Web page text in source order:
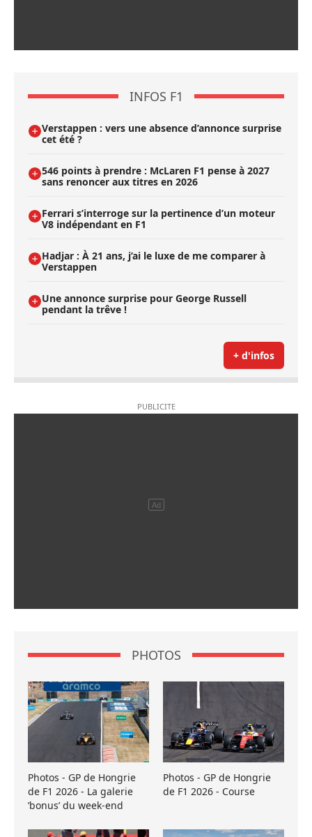
INFOS F1
Verstappen : vers une absence d’annonce surprise
cet été ?
546 points à prendre : McLaren F1 pense à 2027
sans renoncer aux titres en 2026
Ferrari s’interroge sur la pertinence d’un moteur
V8 indépendant en F1
Hadjar : À 21 ans, j’ai le luxe de me comparer à
Verstappen
Une annonce surprise pour George Russell
pendant la trêve !
+ d'infos
PHOTOS
Photos - GP de Hongrie
de F1 2026 - La galerie
’bonus’ du week-end
Photos - GP de Hongrie
de F1 2026 - Course